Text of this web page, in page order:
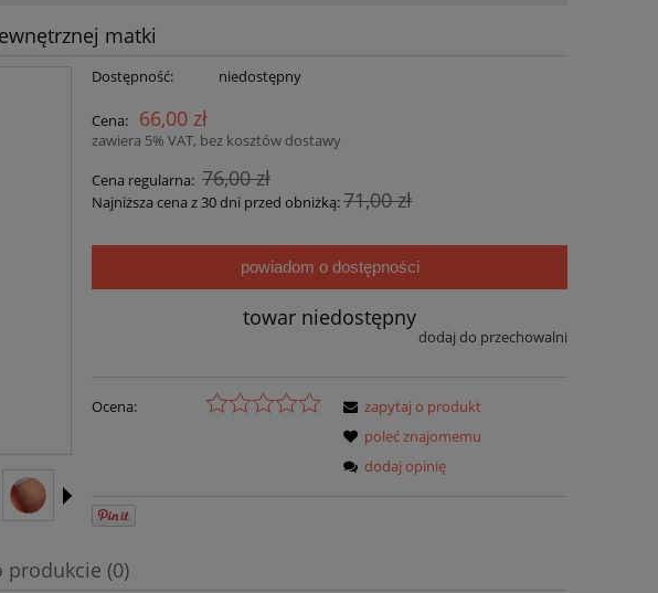
matki
Dostępność: niedostępny
Cena: 66,00 zł
zawiera 5% VAT, bez kosztów dostawy
Cena regularna: 76,00 zł
Najniższa cena z 30 dni przed obniżką:71,00 zł
powiadom o dostępności
towar niedostępny
dodaj do przechowalni
Ocena:
zapytaj o produkt
poleć znajomemu
dodaj opinię
produkcie (0)